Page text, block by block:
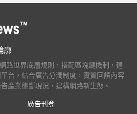
廓
路世界底層規則，搭配區塊鏈機制，建
台，結合廣告分潤制度，實質回饋內容
產業壟斷現況，建構網路新生態。
廣告刊登